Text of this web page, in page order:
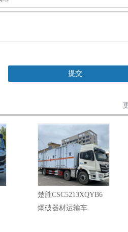
楚胜CSC5213XQYB6
爆破器材运输车